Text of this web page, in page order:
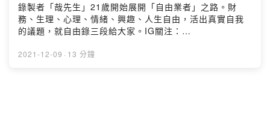
錄製者「哉先生」21歲開始展開「自由業者」之路。財
務、生理、心理、情緒、興趣、人生自由，活出真實自我
的議題，就自由錄三段給大家。IG關注：
集的想法：
2021-12-09 · 13 分鐘